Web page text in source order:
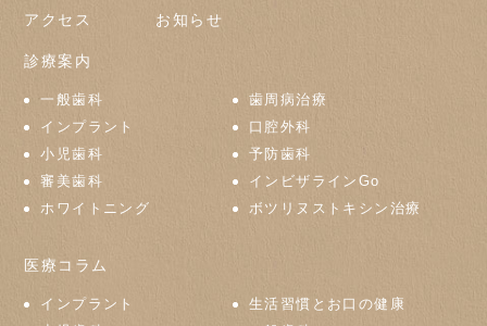
アクセス
お知らせ
診療案内
一般歯科
歯周病治療
インプラント
口腔外科
小児歯科
予防歯科
審美歯科
インビザラインGo
ホワイトニング
ボツリヌストキシン治療
医療コラム
インプラント
生活習慣とお口の健康